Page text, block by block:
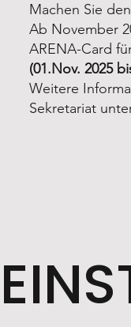
Machen Sie
Ab November
ARENA-Card
(01.Nov. 2025
Weitere
Sekretariat